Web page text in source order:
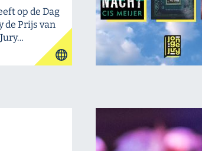
op de Dag
de Prijs van